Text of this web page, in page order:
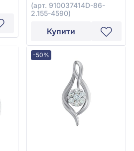
(арт. 910037414D-86-
2.155-4590)
Купити
-50%